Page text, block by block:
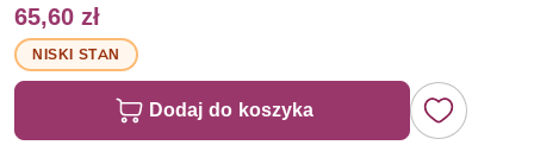
65,60 zł
NISKI STAN
Dodaj do koszyka